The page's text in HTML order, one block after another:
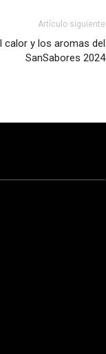
Artículo siguiente
calor y los aromas del
SanSabores 2024